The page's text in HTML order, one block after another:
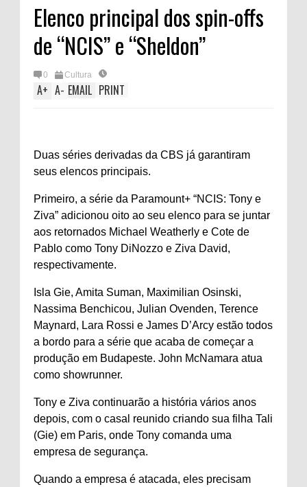
Elenco principal dos spin-offs
de “NCIS” e “Sheldon”
0 Cultura
A+ A- EMAIL PRINT
Duas séries derivadas da CBS já garantiram
seus elencos principais.
Primeiro, a série da Paramount+ “NCIS: Tony e
Ziva” adicionou oito ao seu elenco para se juntar
aos retornados Michael Weatherly e Cote de
Pablo como Tony DiNozzo e Ziva David,
respectivamente.
Isla Gie, Amita Suman, Maximilian Osinski,
Nassima Benchicou, Julian Ovenden, Terence
Maynard, Lara Rossi e James D’Arcy estão todos
a bordo para a série que acaba de começar a
produção em Budapeste. John McNamara atua
como showrunner.
Tony e Ziva continuarão a história vários anos
depois, com o casal reunido criando sua filha Tali
(Gie) em Paris, onde Tony comanda uma
empresa de segurança.
Quando a empresa é atacada, eles precisam